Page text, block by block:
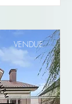
VENDUE